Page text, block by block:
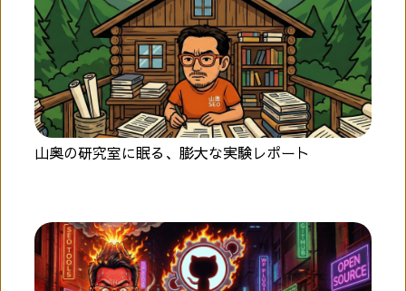
山奥の研究室に眠る、膨大な実験レポート